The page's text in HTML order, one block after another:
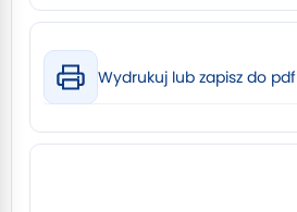
Wydrukuj lub zapisz do pdf